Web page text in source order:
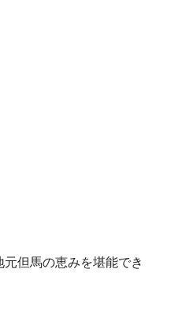
但馬の恵みを堪能でき